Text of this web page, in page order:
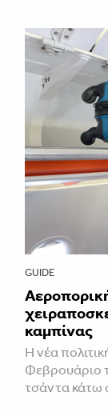
GUIDE
καμπίνας
Η νέα
Φεβρουάριο
τσάντα κάτω